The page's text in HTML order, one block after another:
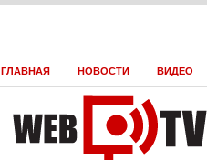
ГЛАВНАЯ НОВОСТИ ВИДЕО